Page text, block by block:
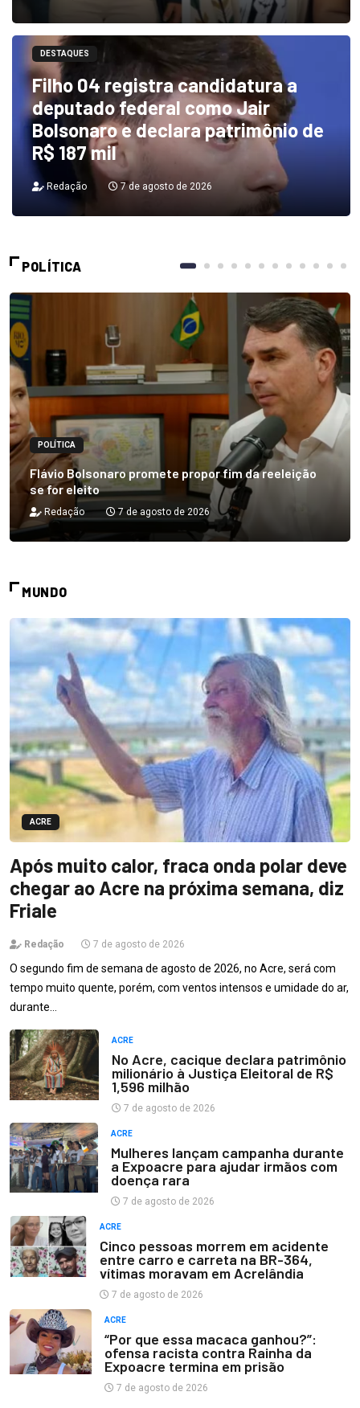
DESTAQUES
Filho 04 registra candidatura a
deputado federal como Jair
Bolsonaro e declara patrimônio de
R$ 187 mil
Redação 7 de agosto de 2026
POLÍTICA
POLÍTICA
Flávio Bolsonaro promete propor fim da reeleição
se for eleito
Redação 7 de agosto de 2026
MUNDO
ACRE
Após muito calor, fraca onda polar deve
chegar ao Acre na próxima semana, diz
Friale
Redação 7 de agosto de 2026
O segundo fim de semana de agosto de 2026, no Acre, será com
tempo muito quente, porém, com ventos intensos e umidade do ar,
durante…
ACRE
No Acre, cacique declara patrimônio
milionário à Justiça Eleitoral de R$
1,596 milhão
7 de agosto de 2026
ACRE
Mulheres lançam campanha durante
a Expoacre para ajudar irmãos com
doença rara
7 de agosto de 2026
ACRE
Cinco pessoas morrem em acidente
entre carro e carreta na BR-364,
vítimas moravam em Acrelândia
7 de agosto de 2026
ACRE
“Por que essa macaca ganhou?”:
ofensa racista contra Rainha da
Expoacre termina em prisão
7 de agosto de 2026